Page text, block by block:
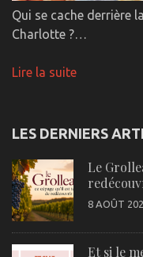
Qui se cache derrière
Charlotte ?…
Lire la suite
LES DERNIERS
Le
8 AOÛT
Et si le